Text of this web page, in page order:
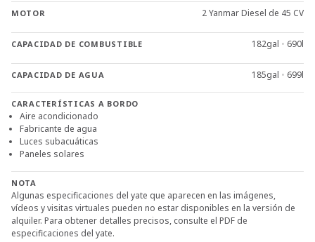
MOTOR 2 Yanmar Diesel de 45 CV
CAPACIDAD DE COMBUSTIBLE 182gal • 690l
CAPACIDAD DE AGUA 185gal • 699l
CARACTERÍSTICAS A BORDO
Aire acondicionado
Fabricante de agua
Luces subacuáticas
Paneles solares
NOTA
Algunas especificaciones del yate que aparecen en las imágenes,
vídeos y visitas virtuales pueden no estar disponibles en la versión de
alquiler. Para obtener detalles precisos, consulte el PDF de
especificaciones del yate.